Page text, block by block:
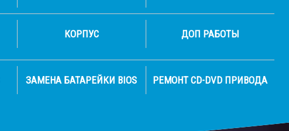
КОРПУС ДОП РАБОТЫ
ЗАМЕНА БАТАРЕЙКИ BIOS РЕМОНТ CD-DVD ПРИВОДА